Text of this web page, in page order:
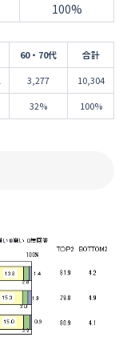
100%
60・70代
合計
3,277
10,304
32% 100%